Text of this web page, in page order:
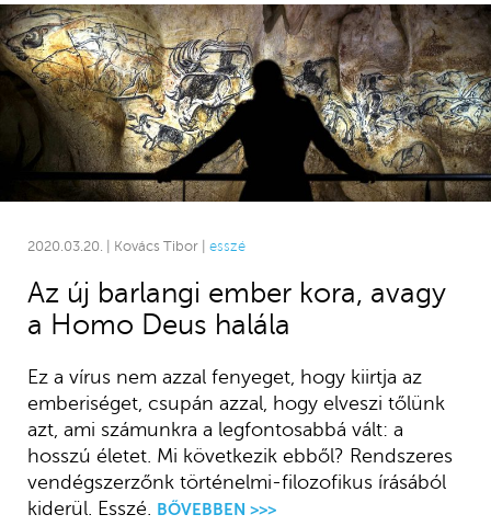
2020.03.20. | Kovács Tibor | esszé
Az új barlangi ember kora, avagy
a Homo Deus halála
Ez a vírus nem azzal fenyeget, hogy kiirtja az
emberiséget, csupán azzal, hogy elveszi tőlünk
azt, ami számunkra a legfontosabbá vált: a
hosszú életet. Mi következik ebből? Rendszeres
vendégszerzőnk történelmi-filozofikus írásából
kiderül. Esszé. BŐVEBBEN >>>